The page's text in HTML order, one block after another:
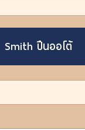
Smith ปืนออโต้